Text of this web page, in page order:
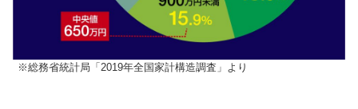
※総務省統計局「2019年全国家計構造調査」より